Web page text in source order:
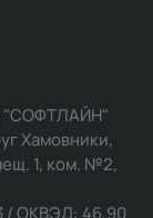
"СОФТЛАЙН"
Хамовники,
1, ком. №2,
/ ОКВЭД: 46.90